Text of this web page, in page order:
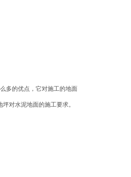
多的优点，它对施工的地面
对水泥地面的施工要求。